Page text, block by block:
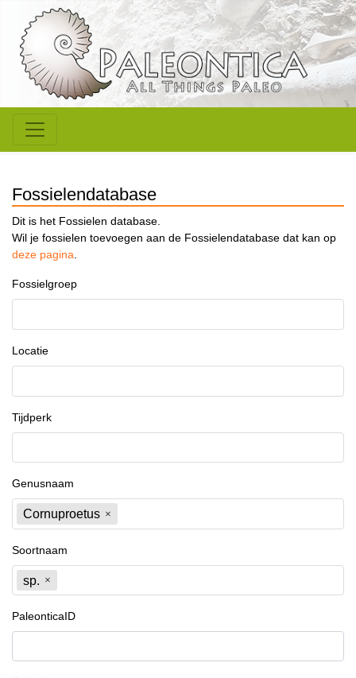
Fossielendatabase
Dit is het Fossielen database.
Wil je fossielen toevoegen aan de Fossielendatabase dat kan op
deze pagina.
Fossielgroep
Locatie
Tijdperk
Genusnaam
Cornuproetus
Soortnaam
sp.
PaleonticaID